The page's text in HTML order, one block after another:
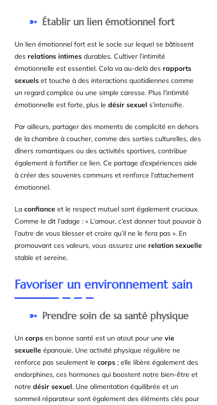
Établir un lien émotionnel fort
Un lien émotionnel fort est le socle sur lequel se bâtissent
des relations intimes durables. Cultiver l’intimité
émotionnelle est essentiel. Cela va au-delà des rapports
sexuels et touche à des interactions quotidiennes comme
un regard complice ou une simple caresse. Plus l’intimité
émotionnelle est forte, plus le désir sexuel s’intensifie.
Par ailleurs, partager des moments de complicité en dehors
de la chambre à coucher, comme des sorties culturelles, des
dîners romantiques ou des activités sportives, contribue
également à fortifier ce lien. Ce partage d’expériences aide
à créer des souvenirs communs et renforce l’attachement
émotionnel.
La confiance et le respect mutuel sont également cruciaux.
Comme le dit l’adage : « L’amour, c’est donner tout pouvoir à
l’autre de vous blesser et croire qu’il ne le fera pas ». En
promouvant ces valeurs, vous assurez une relation sexuelle
stable et sereine.
Favoriser un environnement sain
Prendre soin de sa santé physique
Un corps en bonne santé est un atout pour une vie
sexuelle épanouie. Une activité physique régulière ne
renforce pas seulement le corps ; elle libère également des
endorphines, ces hormones qui boostent notre bien-être et
notre désir sexuel. Une alimentation équilibrée et un
sommeil réparateur sont également des éléments clés pour